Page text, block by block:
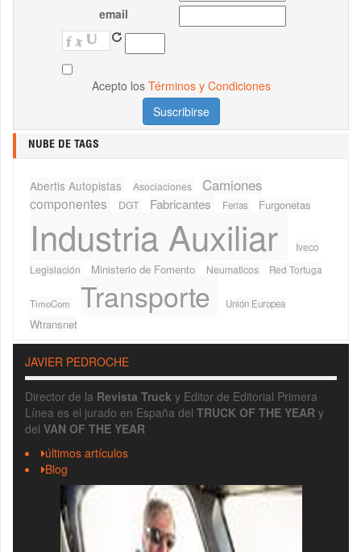
email
Acepto los Términos y Condiciones
NUBE DE TAGS
Abertis Autopistas Asociaciones Camiones
componentes DGT Fabricantes Ferias Furgonetas
Industria Auxiliar
Iveco
Legislación
Ministerio de Fomento Neumaticos Red Tortuga
TimoCom Transporte Unión Europea
Wtransnet
JAVIER PEDROCHE
Director de la Revista Truck y Editor de Editorial Primera
Línea es el jurado en España del TRUCK OF THE YEAR y
del VAN OF THE YEAR
últimos artículos
Blog